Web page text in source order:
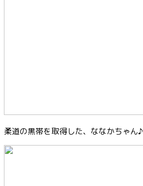
柔道の黒帯を取得した、ななかちゃん♪